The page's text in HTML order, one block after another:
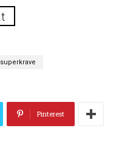
superkrave
Pinterest